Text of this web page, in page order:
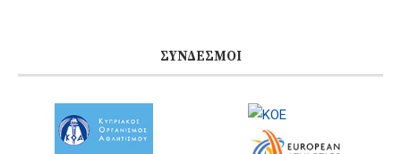
ΣΎΝΔΕΣΜΟΙ